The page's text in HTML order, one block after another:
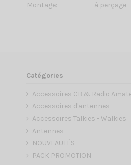
Montage:
à perçage
Catégories
Accessoires CB & Radio
Accessoires d'antennes
Accessoires Talkies - Walkies
Antennes
NOUVEAUTÉS
PACK PROMOTION